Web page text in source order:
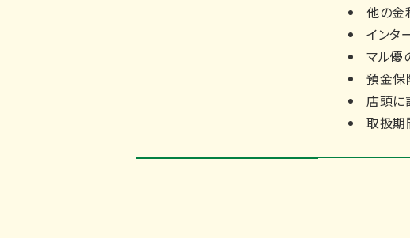
他の金
インタ
マル優
預金保
店頭に
取扱期